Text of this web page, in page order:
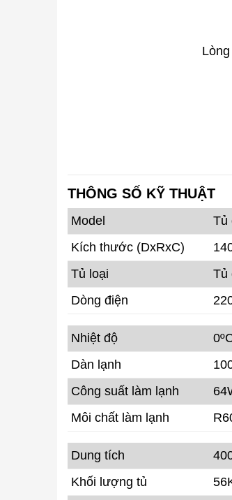
THÔNG SỐ KỸ THUẬT
Model Tủ
Kích thước (DxRxC)
Tủ loại
Tủ
Dòng điện
Nhiệt độ
Dàn lạnh
Công suất làm lạnh
Môi chất làm lạnh
Dung tích
Khối lượng tủ